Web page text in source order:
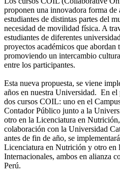
proponen una innovadora forma de
estudiantes de distintas partes del
necesidad de movilidad física. A
estudiantes de diferentes
proyectos académicos que abordan
promoviendo un intercambio
entre los participantes.
Esta nueva propuesta, se viene
años en nuestra Universidad. En
dos cursos COIL: uno en el
Contador Público junto a la
otro en la Licenciatura en
colaboración con la Universidad
antes de fin de año, se
Licenciatura en Nutrición y otro en
Internacionales, ambos en alianza
Perú.